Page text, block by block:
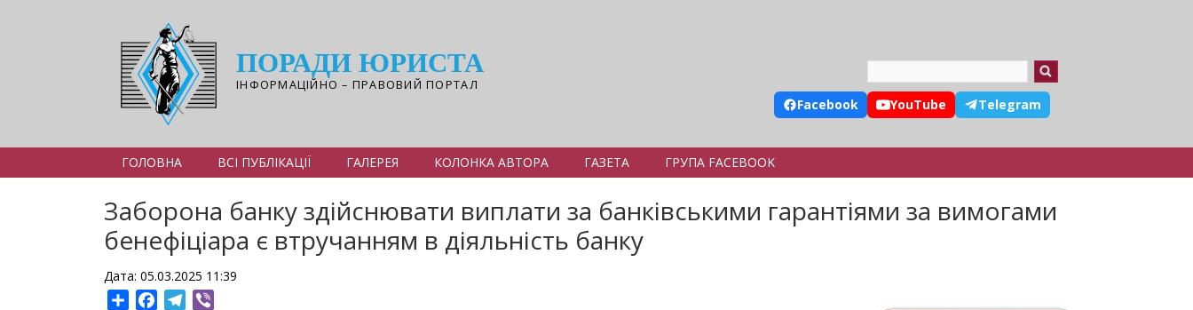
ПОРАДИ ЮРИСТА
ІНФОРМАЦІЙНО – ПРАВОВИЙ ПОРТАЛ
Facebook YouTube Telegram
ГОЛОВНА ВСІ ПУБЛІКАЦІЇ ГАЛЕРЕЯ КОЛОНКА АВТОРА ГАЗЕТА ГРУПА FACEBOOK
Заборона банку здійснювати виплати за банківськими гарантіями за вимогами
бенефіціара є втручанням в діяльність банку
Дата: 05.03.2025 11:39
ShareFacebookTelegram